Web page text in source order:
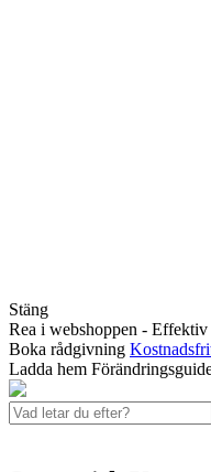
Stäng
Rea i webshoppen - Effektiv
Boka rådgivning
Ladda hem